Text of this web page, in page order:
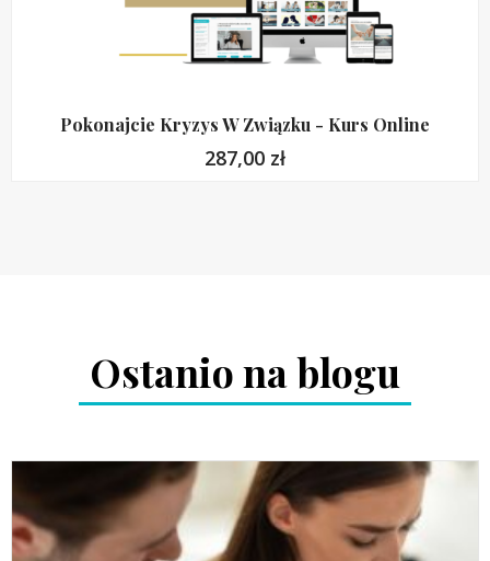
Pokonajcie Kryzys W Związku - Kurs Online
287,00 zł
Ostanio na blogu